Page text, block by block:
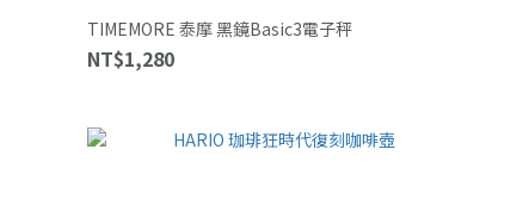
TIMEMORE 泰摩 黑鏡Basic3電子秤
NT$1,280